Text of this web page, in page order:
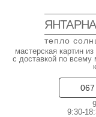
тепло
мастерская картин
с доставкой по
067
9:30-